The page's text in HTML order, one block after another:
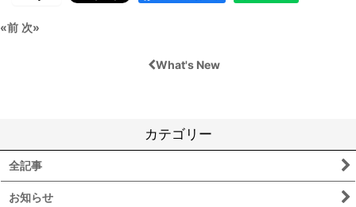
«前 次»
What's New
カテゴリー
全記事
お知らせ